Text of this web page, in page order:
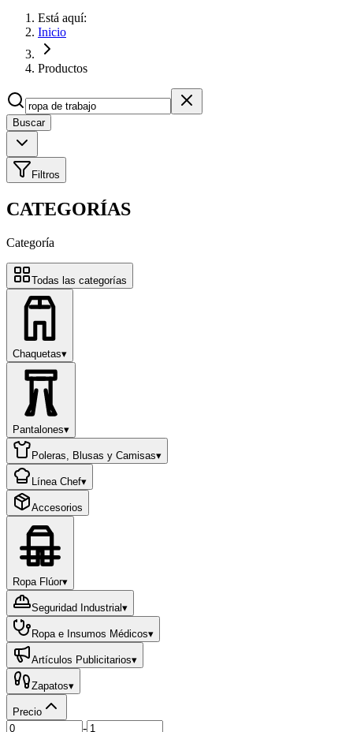
Está aquí:
Inicio
Productos
Buscar
Filtros
CATEGORÍAS
Categoría
Todas las categorías
Chaquetas▾
Pantalones▾
Poleras, Blusas y Camisas▾
Línea Chef▾
Accesorios
Ropa Flúor▾
Seguridad Industrial ▾
Ropa e Insumos Médicos▾
Artículos Publicitarios▾
Zapatos▾
Precio
-